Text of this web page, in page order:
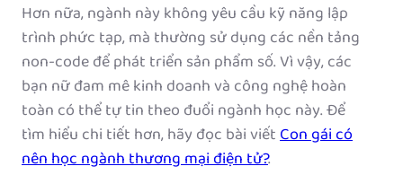
Hơn nữa, ngành này không yêu cầu kỹ năng lập
trình phức tạp, mà thường sử dụng các nền tảng
non-code để phát triển sản phẩm số. Vì vậy, các
bạn nữ đam mê kinh doanh và công nghệ hoàn
toàn có thể tự tin theo đuổi ngành học này. Để
tìm hiểu chi tiết hơn, hãy đọc bài viếtCon gái có
nên học ngành thương mại điện tử?.